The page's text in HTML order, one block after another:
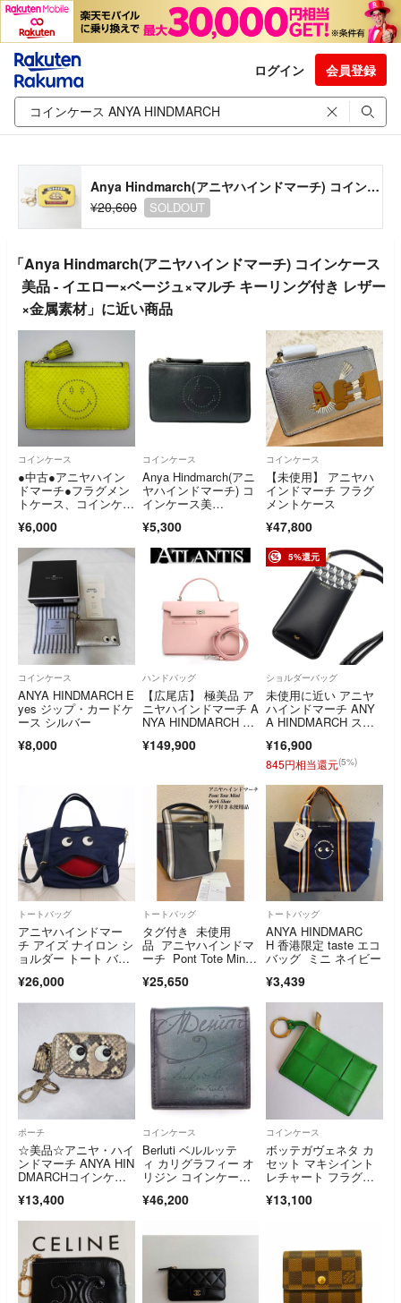
ログイン 会員登録
Anya Hindmarch(アニヤハインドマーチ) コインケース美品 - イエロー×ベージュ×マルチ キーリング付き レザー×金属素材
¥20,600
SOLDOUT
「Anya Hindmarch(アニヤハインドマーチ) コインケース
美品 - イエロー×ベージュ×マルチ キーリング付き レザー
×金属素材」に近い商品
コインケース
●中古●アニヤハイン
ドマーチ●フラグメン
トケース、コインケー
¥6,000
コインケース
Anya Hindmarch(アニ
ヤハインドマーチ) コ
インケース美
ケース レザー
¥5,300
コインケース
【未使用】 アニヤハ
インドマーチ フラグ
メントケース
¥47,800
コインケース
ANYA HINDMARCH E
yes ジップ・カードケ
ース シルバー
¥8,000
ハンドバッグ
【広尾店】 極美品 ア
ニヤハインドマーチ A
NYA HINDMARCH モ
グ カーフレザー サク
¥149,900
5%還元
ショルダーバッグ
未使用に近い アニヤ
ハインドマーチ ANY
A HINDMARCH スマ
ケース 携帯 アイアム
アプラスチックバッ
グ ブラック 黒 ポシェ
ット 斜め掛け お盆 帰
省 シルバーウィー
ク 秋 ハロウィン ギフ
ト
¥16,900
845円相当還元(5%)
トートバッグ
アニヤハインドマー
チ アイズ ナイロン シ
ョルダー トート バッ
¥26,000
トートバッグ
タグ付き 未使用
品 アニヤハインドマ
ーチ Pont Tote Min
late
¥25,650
トートバッグ
ANYA HINDMARC
H 香港限定 taste エコ
バッグ ミニ ネイビー
¥3,439
ポーチ
☆美品☆アニヤ・ハイ
ンドマーチ ANYA HIN
DMARCHコインケー
ネーポーチ キーホル
ダー
¥13,400
コインケース
Berluti ベルルッテ
ィ カリグラフィー オ
リジン コインケー
ン レザー
¥46,200
コインケース
ボッテガヴェネタ カ
セット マキシイント
レチャート フラグメ
¥13,100